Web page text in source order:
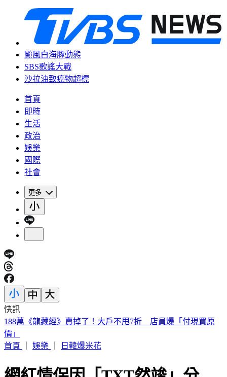
颱風白海豚動態
SBS歌謠大戰
沙拉油致癌物超標
首頁
即時
生活
政治
娛樂
國際
社會
更多
快訊
美股開盤／聯準會升息疑慮意外減緩！標普、那指「雙開高」
首頁
網紅情侶因「TXT然竣」分